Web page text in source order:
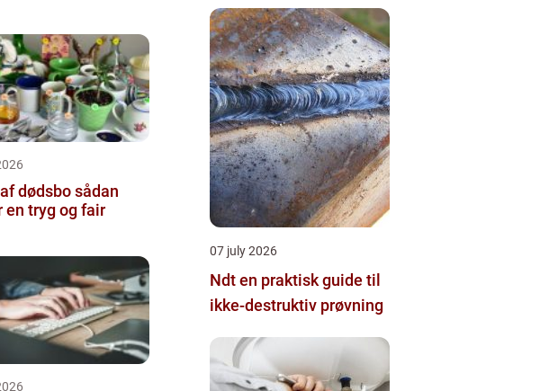
sådan
en tryg og fair
07 july 2026
Ndt en praktisk guide til
ikke-destruktiv prøvning